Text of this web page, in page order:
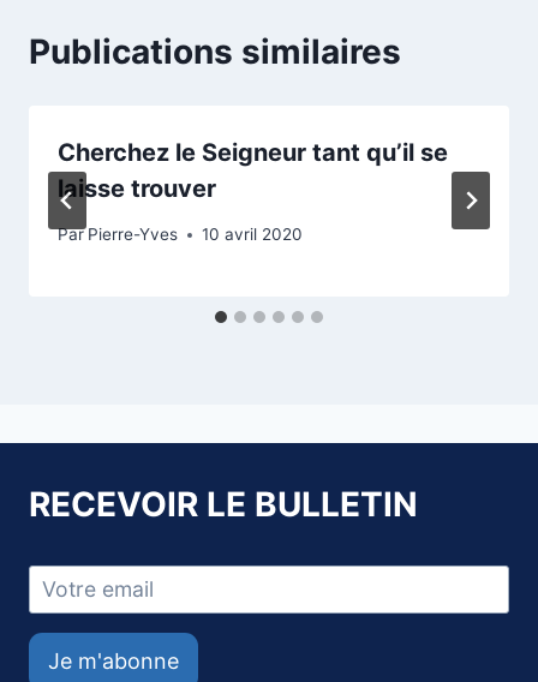
Publications similaires
Cherchez le Seigneur tant qu’il se
laisse trouver
Par Pierre-Yves 10 avril 2020
RECEVOIR LE BULLETIN
Je m'abonne